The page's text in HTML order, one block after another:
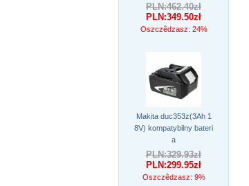
PLN:462.40zł
PLN:349.50zł
Oszczêdzasz: 24%
Makita duc353z(3Ah 1
8V) kompatybilny bateri
a
PLN:329.93zł
PLN:299.95zł
Oszczêdzasz: 9%